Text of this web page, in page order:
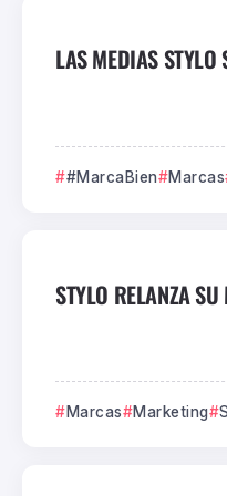
LAS MEDIAS STYLO
#MarcaBien Marcas
STYLO RELANZA
Marcas Marketing